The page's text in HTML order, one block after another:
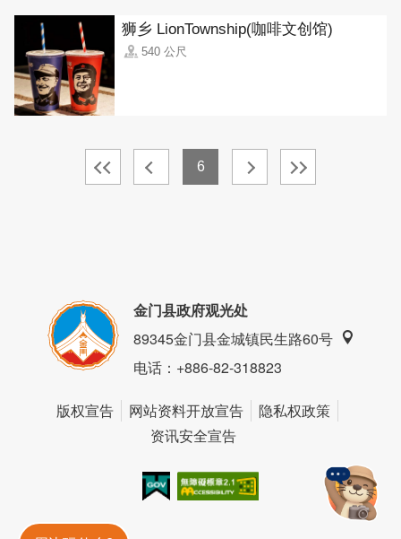
狮乡 LionTownship(咖啡文创馆)
540 公尺
6
金门县政府观光处
89345金门县金城镇民生路60号
电话：+886-82-318823
版权宣告 网站资料开放宣告
隐私权政策
资讯安全宣告